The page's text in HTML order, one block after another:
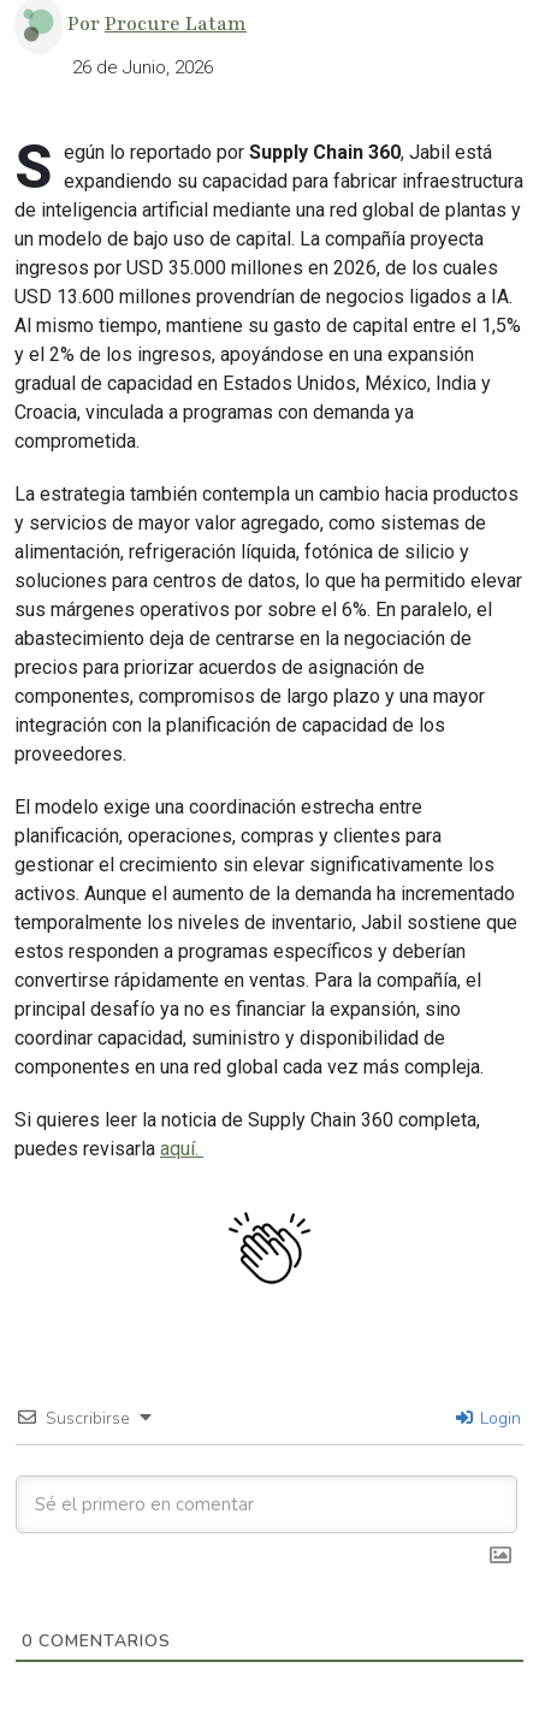
PorProcure Latam
26 de Junio, 2026
S egún lo reportado por Supply Chain 360, Jabil está
expandiendo su capacidad para fabricar infraestructura
de inteligencia artificial mediante una red global de plantas y
un modelo de bajo uso de capital. La compañía proyecta
ingresos por USD 35.000 millones en 2026, de los cuales
USD 13.600 millones provendrían de negocios ligados a IA.
Al mismo tiempo, mantiene su gasto de capital entre el 1,5%
y el 2% de los ingresos, apoyándose en una expansión
gradual de capacidad en Estados Unidos, México, India y
Croacia, vinculada a programas con demanda ya
comprometida.
La estrategia también contempla un cambio hacia productos
y servicios de mayor valor agregado, como sistemas de
alimentación, refrigeración líquida, fotónica de silicio y
soluciones para centros de datos, lo que ha permitido elevar
sus márgenes operativos por sobre el 6%. En paralelo, el
abastecimiento deja de centrarse en la negociación de
precios para priorizar acuerdos de asignación de
componentes, compromisos de largo plazo y una mayor
integración con la planificación de capacidad de los
proveedores.
El modelo exige una coordinación estrecha entre
planificación, operaciones, compras y clientes para
gestionar el crecimiento sin elevar significativamente los
activos. Aunque el aumento de la demanda ha incrementado
temporalmente los niveles de inventario, Jabil sostiene que
estos responden a programas específicos y deberían
convertirse rápidamente en ventas. Para la compañía, el
principal desafío ya no es financiar la expansión, sino
coordinar capacidad, suministro y disponibilidad de
componentes en una red global cada vez más compleja.
Si quieres leer la noticia de Supply Chain 360 completa,
puedes revisarla aquí.
Suscribirse Login
0 COMENTARIOS